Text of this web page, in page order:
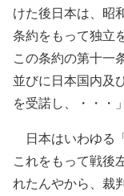
けた後日本は、昭
条約をもって独立
この条約の第十一
並びに日本国内及
を受諾し、・・・
日本はいわゆる
これをもって戦後
れたんやから、裁